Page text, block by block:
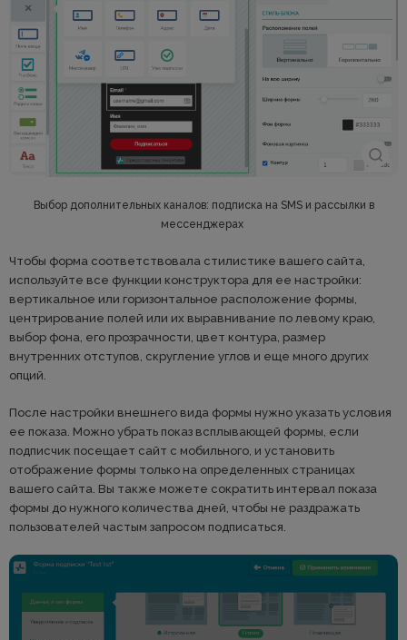
Выбор дополнительных каналов: подписка на SMS и рассылки в
мессенджерах
Чтобы форма соответствовала стилистике вашего сайта,
используйте все функции конструктора для ее настройки:
вертикальное или горизонтальное расположение формы,
центрирование полей или их выравнивание по левому краю,
выбор фона, его прозрачности, цвет контура, размер
внутренних отступов, скругление углов и еще много других
опций.
После настройки внешнего вида формы нужно указать условия
ее показа. Можно убрать показ всплывающей формы, если
подписчик посещает сайт с мобильного, и установить
отображение формы только на определенных страницах
вашего сайта. Вы также можете сократить интервал показа
формы до нужного количества дней, чтобы не раздражать
пользователей частым запросом подписаться.